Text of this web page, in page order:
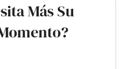
Más Su